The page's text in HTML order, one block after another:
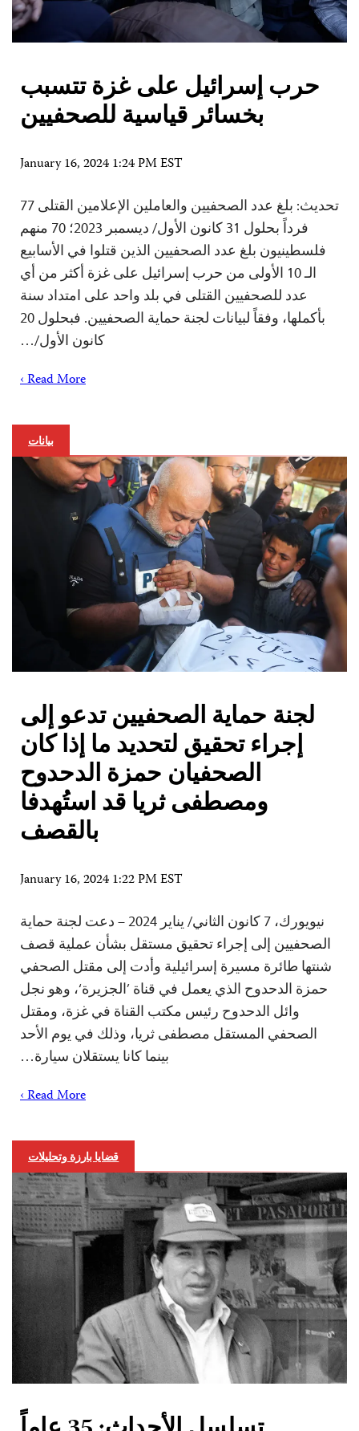
حرب إسرائيل على غزة تتسبب
بخسائر قياسية للصحفيين
January 16, 2024 1:24 PM EST
تحديث: بلغ عدد الصحفيين والعاملين الإعلامين القتلى 77
فرداً بحلول 31 كانون الأول/ ديسمبر 2023؛ 70 منهم
فلسطينيون بلغ عدد الصحفيين الذين قتلوا في الأسابيع
الـ 10 الأولى من حرب إسرائيل على غزة أكثر من أي
عدد للصحفيين القتلى في بلد واحد على امتداد سنة
بأكملها، وفقاً لبيانات لجنة حماية الصحفيين. فبحلول 20
كانون الأول/…
Read More ›
بيانات
لجنة حماية الصحفيين تدعو إلى
إجراء تحقيق لتحديد ما إذا كان
الصحفيان حمزة الدحدوح
ومصطفى ثريا قد استُهدفا
بالقصف
January 16, 2024 1:22 PM EST
نيويورك، 7 كانون الثاني/ يناير 2024 – دعت لجنة حماية
الصحفيين إلى إجراء تحقيق مستقل بشأن عملية قصف
شنتها طائرة مسيرة إسرائيلية وأدت إلى مقتل الصحفي
حمزة الدحدوح الذي يعمل في قناة ’الجزيرة‘، وهو نجل
وائل الدحدوح رئيس مكتب القناة في غزة، ومقتل
الصحفي المستقل مصطفى ثريا، وذلك في يوم الأحد
بينما كانا يستقلان سيارة…
Read More ›
قضايا بارزة وتحليلات